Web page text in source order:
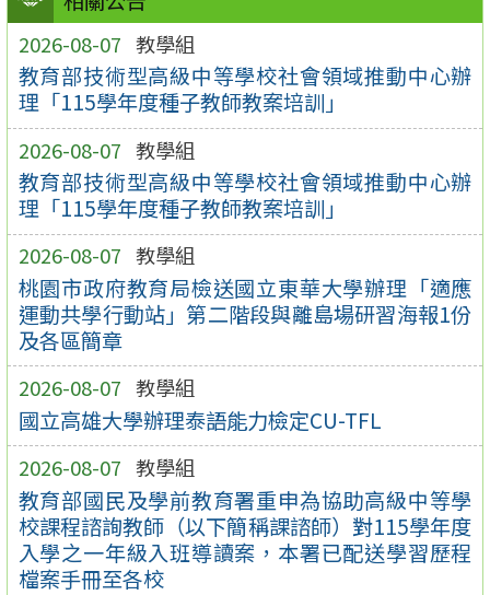
2026-08-07 教學組
教育部技術型高級中等學校社會領域推動中心辦
理「115學年度種子教師教案培訓」
2026-08-07 教學組
教育部技術型高級中等學校社會領域推動中心辦
理「115學年度種子教師教案培訓」
2026-08-07 教學組
桃園市政府教育局檢送國立東華大學辦理「適應
運動共學行動站」第二階段與離島場研習海報1份
及各區簡章
2026-08-07 教學組
國立高雄大學辦理泰語能力檢定CU-TFL
2026-08-07 教學組
教育部國民及學前教育署重申為協助高級中等學
校課程諮詢教師（以下簡稱課諮師）對115學年度
入學之一年級入班導讀案，本署已配送學習歷程
檔案手冊至各校